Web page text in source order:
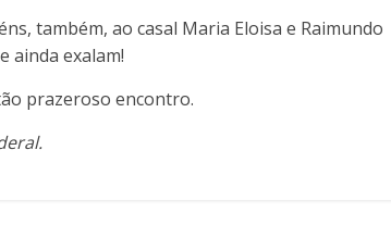
também, ao casal Maria Eloisa e Raimundo
ainda exalam!
prazeroso encontro.